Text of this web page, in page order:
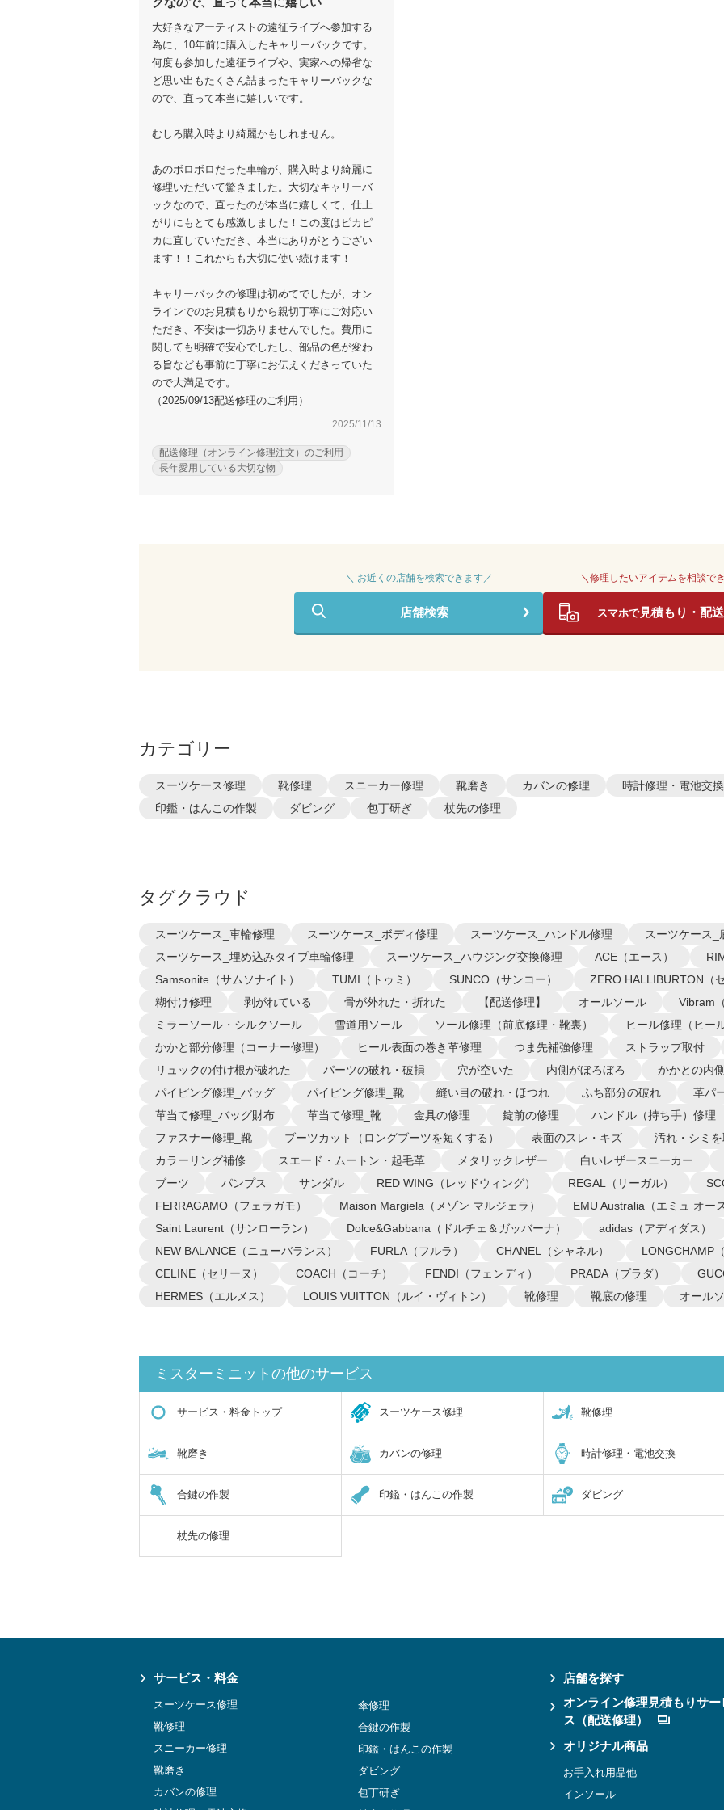
大好きなアーティストの遠征ライブへ参加する
為に、10年前に購入したキャリーバックです。
何度も参加した遠征ライブや、実家への帰省な
ど思い出もたくさん詰まったキャリーバックな
ので、直って本当に嬉しいです。
むしろ購入時より綺麗かもしれません。
あのボロボロだった車輪が、購入時より綺麗に
修理いただいて驚きました。大切なキャリーバ
ックなので、直ったのが本当に嬉しくて、仕上
がりにもとても感激しました！この度はピカピ
カに直していただき、本当にありがとうござい
ます！！これからも大切に使い続けます！
キャリーバックの修理は初めてでしたが、オン
ラインでのお見積もりから親切丁寧にご対応い
ただき、不安は一切ありませんでした。費用に
関しても明確で安心でしたし、部品の色が変わ
る旨なども事前に丁寧にお伝えくださっていた
ので大満足です。
（2025/09/13配送修理のご利用）
2025/11/13
配送修理（オンライン修理注文）のご利用
長年愛用している大切な物
＼修理したいアイテムを相談で
スマホで見積もり・配
＼ お近くの店舗を検索できます／
店舗検索
カテゴリー
スーツケース修理 靴修理 スニーカー修理 靴磨き カバンの修理 時計修理・電池交換
印鑑・はんこの作製
ダビング 包丁研ぎ 杖先の修理
タグクラウド
スーツケース_車輪修理 スーツケース_ボディ修理 スーツケース_ハンドル修理
スーツケース_
スーツケース_埋め込みタイプ車輪修理
スーツケース_ハウジング交換修理 ACE（エース）
Samsonite（サムソナイト）
TUMI（トゥミ） SUNCO（サンコー） ZERO HALLIBURTON（
糊付け修理
剥がれている 骨が外れた・折れた 【配送修理】 オールソール
Vibram
ミラーソール・シルクソール
雪道用ソール ソール修理（前底修理・靴裏）
ヒール修理（ヒー
かかと部分修理（コーナー修理）
ヒール表面の巻き革修理 つま先補強修理 ストラップ取付
リュックの付け根が破れた
パーツの破れ・破損 穴が空いた 内側がぼろぼろ かかとの内
パイピング修理_バッグ
パイピング修理_靴 縫い目の破れ・ほつれ ふち部分の破れ
革パ
革当て修理_バッグ財布
革当て修理_靴 金具の修理 錠前の修理 ハンドル（持ち手）修理
ファスナー修理_靴
ブーツカット（ロングブーツを短くする） 表面のスレ・キズ 汚れ・シミ
カラーリング補修
スエード・ムートン・起毛革 メタリックレザー 白いレザースニーカー
ブーツ
パンプス サンダル RED WING（レッドウィング） REGAL（リーガル）
FERRAGAMO（フェラガモ）
Maison Margiela（メゾン マルジェラ）
EMU Australia（エミュ オー
Saint Laurent（サンローラン）
Dolce&Gabbana（ドルチェ＆ガッバーナ） adidas（アディダス）
NEW BALANCE（ニューバランス）
FURLA（フルラ） CHANEL（シャネル）
LONGCHAMP
CELINE（セリーヌ）
COACH（コーチ） FENDI（フェンディ） PRADA（プラダ）
HERMES（エルメス）
LOUIS VUITTON（ルイ・ヴィトン） 靴修理 靴底の修理 オール
ミスターミニットの他のサービス
サービス・料金トップ スーツケース修理 靴修理
靴磨き カバンの修理 時計修理・電池交換
合鍵の作製 印鑑・はんこの作製 ダビング
杖先の修理
サービス・料金
スーツケース修理
靴修理
スニーカー修理
靴磨き
カバンの修理
傘修理
合鍵の作製
印鑑・はんこの作製
ダビング
包丁研ぎ
店舗を探す
オンライン修理見積もりサー
ス（配送修理）
オリジナル商品
お手入れ用品他
インソール